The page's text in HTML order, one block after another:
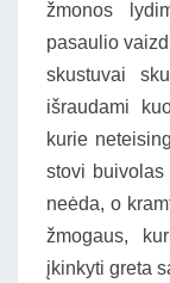
žmonos
pasaulio
skustuvai
išraudami
kurie
stovi
neėda, o
žmogaus,
įkinkyti greta